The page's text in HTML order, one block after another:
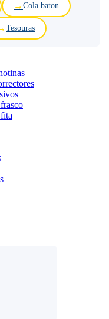
Cola baton
Tesouras